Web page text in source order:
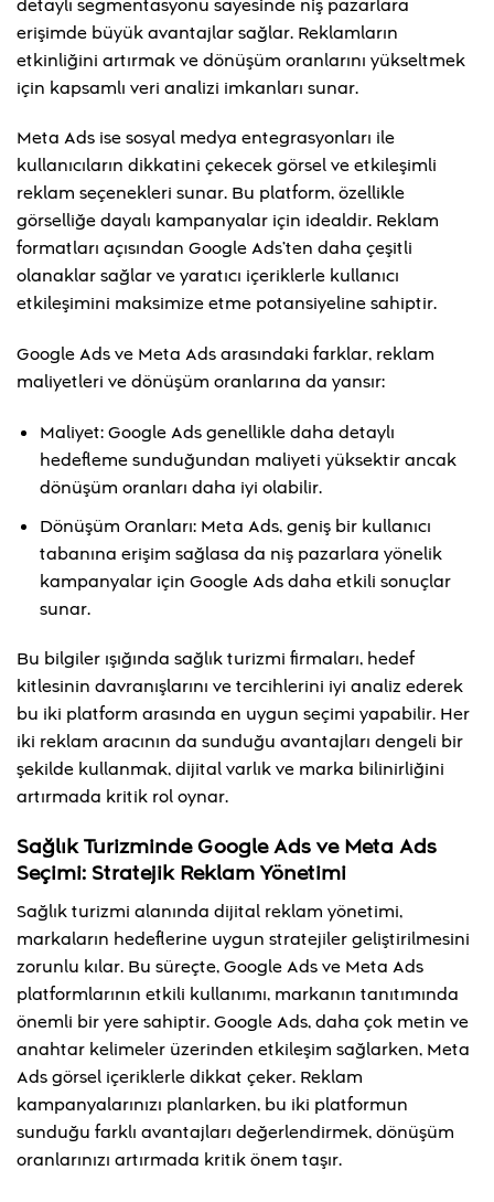
detaylı segmentasyonu sayesinde niş pazarlara
erişimde büyük avantajlar sağlar. Reklamların
etkinliğini artırmak ve dönüşüm oranlarını yükseltmek
için kapsamlı veri analizi imkanları sunar.
Meta Ads ise sosyal medya entegrasyonları ile
kullanıcıların dikkatini çekecek görsel ve etkileşimli
reklam seçenekleri sunar. Bu platform, özellikle
görselliğe dayalı kampanyalar için idealdir. Reklam
formatları açısından Google Ads’ten daha çeşitli
olanaklar sağlar ve yaratıcı içeriklerle kullanıcı
etkileşimini maksimize etme potansiyeline sahiptir.
Google Ads ve Meta Ads arasındaki farklar, reklam
maliyetleri ve dönüşüm oranlarına da yansır:
Maliyet: Google Ads genellikle daha detaylı
hedefleme sunduğundan maliyeti yüksektir ancak
dönüşüm oranları daha iyi olabilir.
Dönüşüm Oranları: Meta Ads, geniş bir kullanıcı
tabanına erişim sağlasa da niş pazarlara yönelik
kampanyalar için Google Ads daha etkili sonuçlar
sunar.
Bu bilgiler ışığında sağlık turizmi firmaları, hedef
kitlesinin davranışlarını ve tercihlerini iyi analiz ederek
bu iki platform arasında en uygun seçimi yapabilir. Her
iki reklam aracının da sunduğu avantajları dengeli bir
şekilde kullanmak, dijital varlık ve marka bilinirliğini
artırmada kritik rol oynar.
Sağlık Turizminde Google Ads ve Meta Ads
Seçimi: Stratejik Reklam Yönetimi
Sağlık turizmi alanında dijital reklam yönetimi,
markaların hedeflerine uygun stratejiler geliştirilmesini
zorunlu kılar. Bu süreçte, Google Ads ve Meta Ads
platformlarının etkili kullanımı, markanın tanıtımında
önemli bir yere sahiptir. Google Ads, daha çok metin ve
anahtar kelimeler üzerinden etkileşim sağlarken, Meta
Ads görsel içeriklerle dikkat çeker. Reklam
kampanyalarınızı planlarken, bu iki platformun
sunduğu farklı avantajları değerlendirmek, dönüşüm
oranlarınızı artırmada kritik önem taşır.